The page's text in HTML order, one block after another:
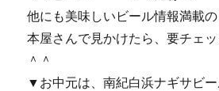
他にも美味しいビール情報満載の
本屋さんで見かけたら、要チェ
＾＾
▼お中元は、南紀白浜ナギサビー